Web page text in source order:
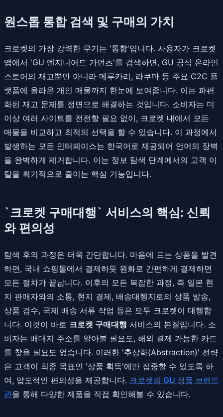
원스톱 통합 검색 및 구매의 가치
크로켓의 가장 강력한 무기는 '통합'입니다. 사용자가 크로켓
앱에서 'GU 엔지니어드 가먼츠'를 검색하면, GU 공식 온라인
스토어의 재고뿐만 아니라 메루카리, 라쿠마 등 주요 C2C 플
랫폼에 올라온 개인 매물까지 한눈에 보여줍니다. 이는 파편
화된 재고 문제를 정면으로 해결하는 것입니다. 소비자는 더
이상 여러 사이트를 전전할 필요 없이, 크로켓 내에서 모든
매물을 비교하고 최적의 선택을 할 수 있습니다. 이 과정에서
발생하는 모든 인터페이스는 한국어로 제공되어 언어의 장벽
을 완벽하게 제거합니다. 이는 정보 탐색 단계에서의 고객 이
탈을 획기적으로 줄이는 핵심 기능입니다.
`크로켓 구매대행` 서비스의 핵심: 신뢰
와 편의성
탐색 후의 과정은 더욱 간단합니다. 마음에 드는 상품을 발견
하면, 국내 쇼핑몰에서 결제하듯 원화로 간편하게 결제하면
모든 절차가 끝납니다. 이후의 모든 복잡한 과정, 즉 일본 현
지 판매자와의 소통, 현지 결제, 배송대행지로의 상품 발송,
상품 검수, 국제 배송 서류 작업 등은 모두 크로켓이 대행합
니다. 이것이 바로 크로켓 구매대행 서비스의 본질입니다. 소
비자는 배대지 주소를 알아볼 필요도, 해외 결제 가능한 카드
를 찾을 필요도 없습니다. 이러한 '추상화(Abstraction)' 전략
은 고객이 최종 목표인 '상품 획득'에만 집중할 수 있도록 하
여, 압도적인 편의성을 제공합니다. 크로켓의 GU 정품 브랜드
관을 통해 다양한 제품을 직접 확인해볼 수 있습니다.